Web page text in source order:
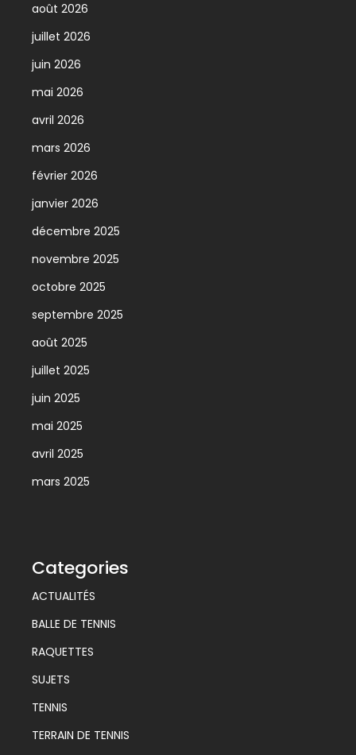
août 2026
juillet 2026
juin 2026
mai 2026
avril 2026
mars 2026
février 2026
janvier 2026
décembre 2025
novembre 2025
octobre 2025
septembre 2025
août 2025
juillet 2025
juin 2025
mai 2025
avril 2025
mars 2025
Categories
ACTUALITÉS
BALLE DE TENNIS
RAQUETTES
SUJETS
TENNIS
TERRAIN DE TENNIS